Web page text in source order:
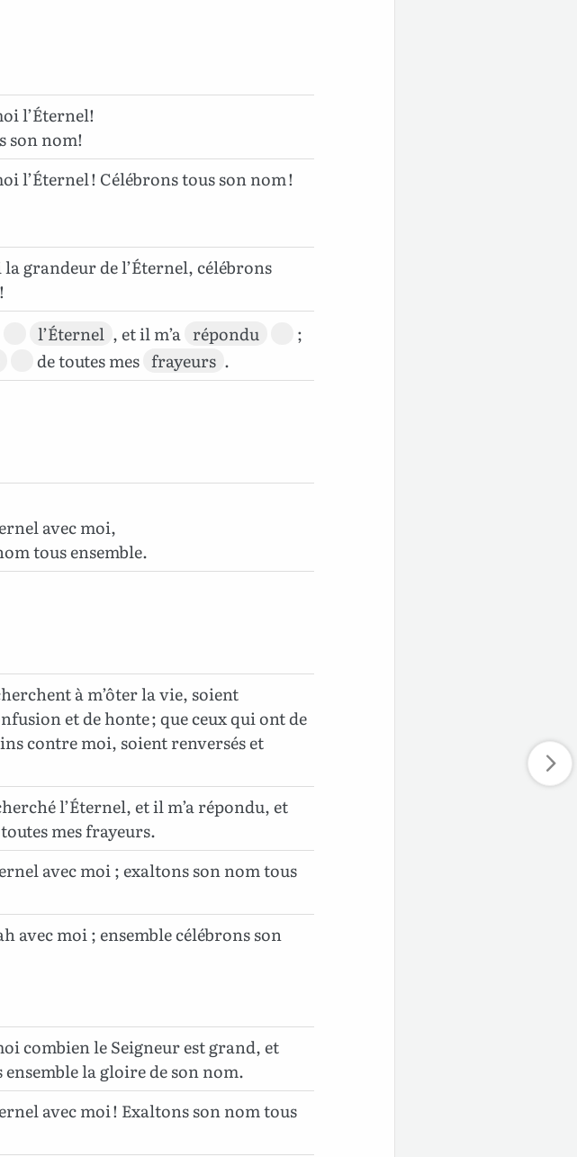
l’Éternel!
son nom!
l’Éternel ! Célébrons tous son nom !
la grandeur de l’Éternel, célébrons
l’Éternel , et il m’a répondu
;
de toutes mes frayeurs .
avec moi,
tous ensemble.
à m’ôter la vie, soient
et de honte ; que ceux qui ont de
contre moi, soient renversés et
l’Éternel, et il m’a répondu, et
mes frayeurs.
avec moi ; exaltons son nom tous
avec moi ; ensemble célébrons son
combien le Seigneur est grand, et
la gloire de son nom.
avec moi ! Exaltons son nom tous